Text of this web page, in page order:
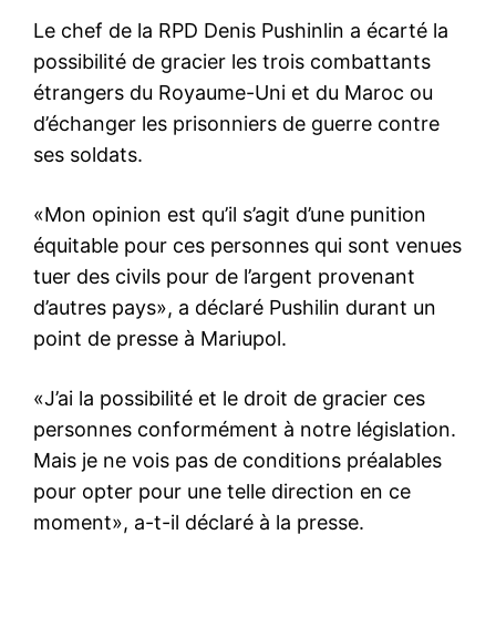
Le chef de la RPD Denis Pushinlin a écarté la
possibilité de gracier les trois combattants
étrangers du Royaume-Uni et du Maroc ou
d’échanger les prisonniers de guerre contre
ses soldats.
«Mon opinion est qu’il s’agit d’une punition
équitable pour ces personnes qui sont venues
tuer des civils pour de l’argent provenant
d’autres pays», a déclaré Pushilin durant un
point de presse à Mariupol.
«J’ai la possibilité et le droit de gracier ces
personnes conformément à notre législation.
Mais je ne vois pas de conditions préalables
pour opter pour une telle direction en ce
moment», a-t-il déclaré à la presse.